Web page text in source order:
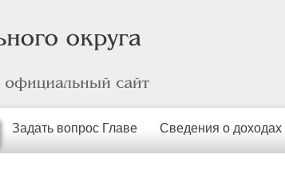
Задать вопрос Главе Сведения о доходах